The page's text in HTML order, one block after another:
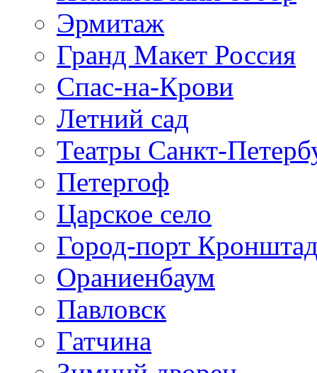
Эрмитаж
Гранд Макет Россия
Спас-на-Крови
Летний сад
Театры Санкт-
Петергоф
Царское село
Город-порт
Ораниенбаум
Павловск
Гатчина